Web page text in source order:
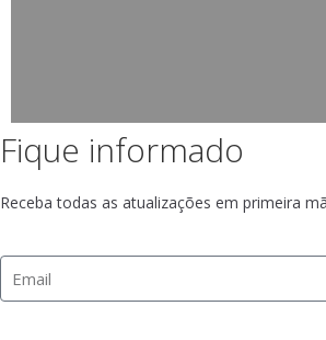
Fique informado
Receba todas as atualizações em primeira